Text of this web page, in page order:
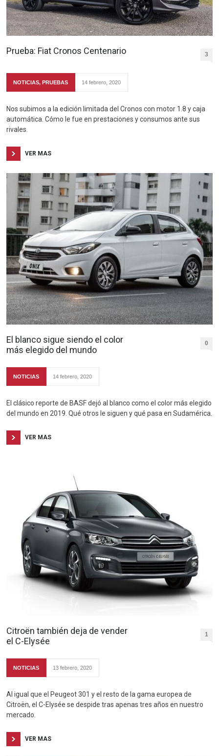
Prueba: Fiat Cronos Centenario 3
NOTICIAS, PRUEBAS 14 febrero, 2020
Nos subimos a la edición limitada del Cronos con motor 1.8 y caja
automática. Cómo le fue en prestaciones y consumos ante sus
rivales.
VER MAS
El blanco sigue siendo el color
más elegido del mundo
0
NOTICIAS 14 febrero, 2020
El clásico reporte de BASF dejó al blanco como el color más elegido
del mundo en 2019. Qué otros le siguen y qué pasa en Sudamérica.
VER MAS
Citroën también deja de vender
el C-Elysée
1
NOTICIAS 13 febrero, 2020
Al igual que el Peugeot 301 y el resto de la gama europea de
Citroën, el C-Elysée se despide tras apenas tres años en nuestro
mercado.
VER MAS